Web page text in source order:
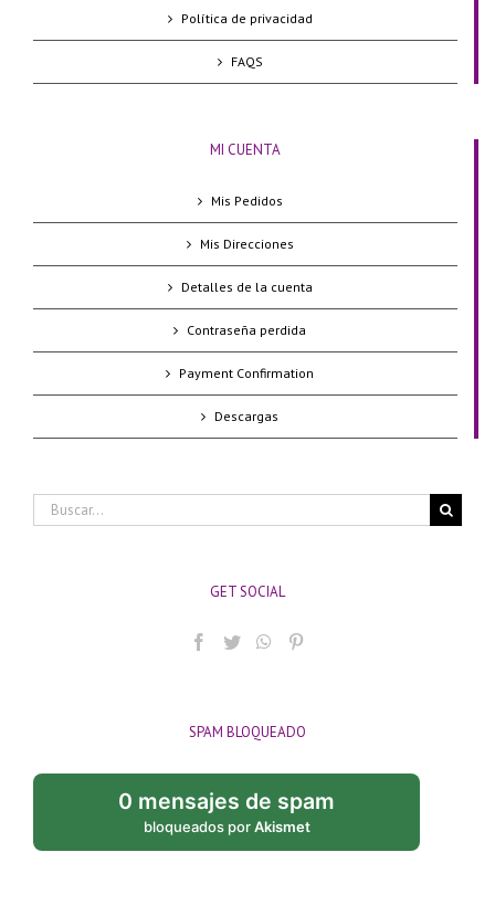
Política de privacidad
FAQS
MI CUENTA
Mis Pedidos
Mis Direcciones
Detalles de la cuenta
Contraseña perdida
Payment Confirmation
Descargas
Buscar:
GET SOCIAL
SPAM BLOQUEADO
0 mensajes de spam
bloqueados porAkismet